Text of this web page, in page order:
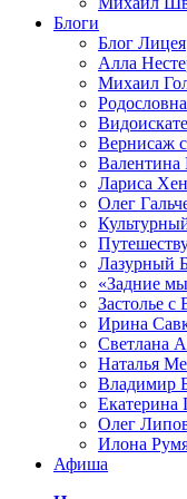
Блоги
Блог Лицея
Алла
Михаил
Вернисаж
Валентина
Лариса
Олег
Лазурный
«Задние
Застолье
Ирина
Светлана
Наталья
Владимир
Екатерина
Олег
Илона
Афиша